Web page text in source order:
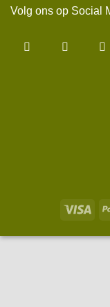
Volg ons op Social